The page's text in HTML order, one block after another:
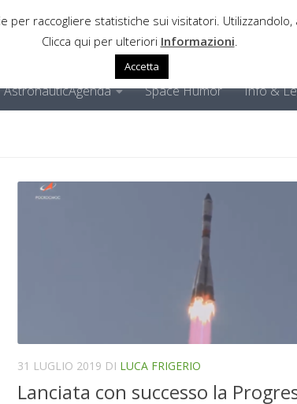
AstronauticAgenda Space Humor Info &
31 LUGLIO 2019 DI LUCA FRIGERIO
Lanciata con successo la
per raccogliere statistiche sui visitatori. Utilizzandolo,
Clicca qui per ulteriori Informazioni
Accetta